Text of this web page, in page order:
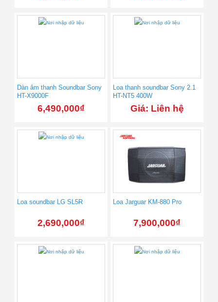
Dàn âm thanh Soundbar Sony
HT-X9000F
6,490,000₫
Loa thanh soundbar Sony 2.1
HT-NT5 400W
Giá: Liên hệ
Loa soundbar LG SL5R
2,690,000₫
Loa Jarguar KM-880 Pro
7,900,000₫